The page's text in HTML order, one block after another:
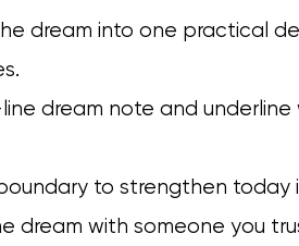
dream into one practical
dream note and
to strengthen
dream with someone you